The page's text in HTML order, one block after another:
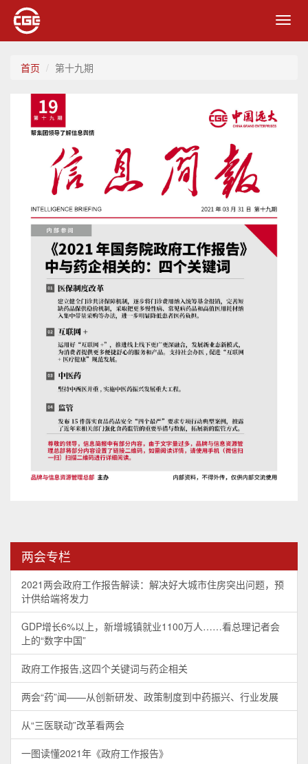
首页 第十九期
两会专栏
2021两会政府工作报告解读：解决好大城市住房突出问题，预
计供给端将发力
GDP增长6%以上，新增城镇就业1100万人……看总理记者会
上的“数字中国”
政府工作报告,这四个关键词与药企相关
两会“药”闻——从创新研发、政策制度到中药振兴、行业发展
从“三医联动”改革看两会
一图读懂2021年《政府工作报告》